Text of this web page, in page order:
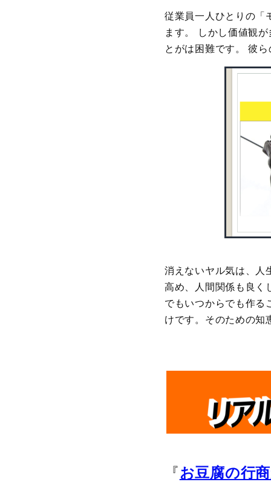
従業員一人ひとりの「
ます。 しかし価値観
とがは困難です。 彼
消えないヤル気は、人
高め、人間関係も良く
でもいつからでも作る
けです。そのための知
『お豆腐の行